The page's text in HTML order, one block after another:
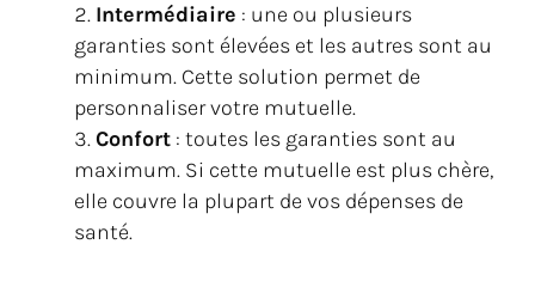
Intermédiaire : une ou plusieurs
garanties sont élevées et les autres sont au
minimum. Cette solution permet de
personnaliser votre mutuelle.
Confort : toutes les garanties sont au
maximum. Si cette mutuelle est plus chère,
elle couvre la plupart de vos dépenses de
santé.